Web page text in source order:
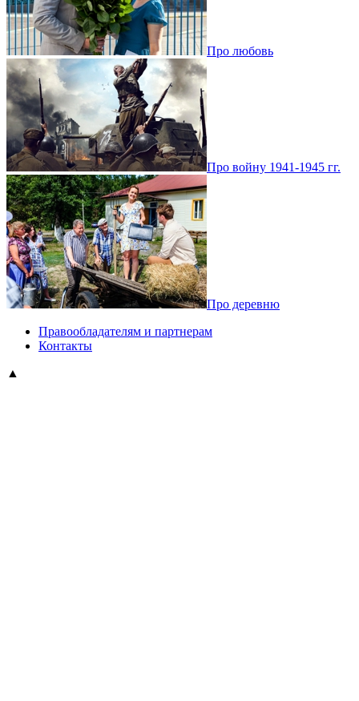
Про любовь
Про войну 1941-1945 гг.
Про деревню
Правообладателям и партнерам
Контакты
▲